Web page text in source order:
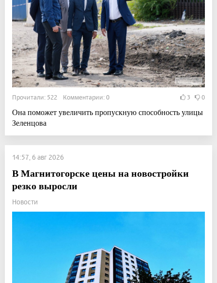
Прочитали: 522 Комментарии: 0 3 0
Она поможет увеличить пропускную способность улицы
Зеленцова
14:57, 6 авг 2026
В Магнитогорске цены на новостройки
резко выросли
Новости